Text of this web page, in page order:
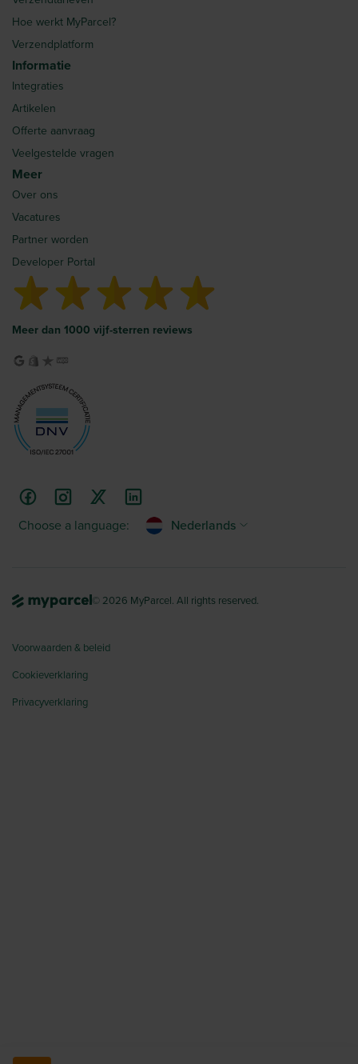
Hoe werkt MyParcel?
Verzendplatform
Informatie
Integraties
Artikelen
Offerte aanvraag
Veelgestelde vragen
Meer
Over ons
Vacatures
Partner worden
Developer Portal
Meer dan 1000 vijf-sterren reviews
Choose a language: Nederlands
© 2026 MyParcel. All rights reserved.
Voorwaarden & beleid
Cookieverklaring
Privacyverklaring